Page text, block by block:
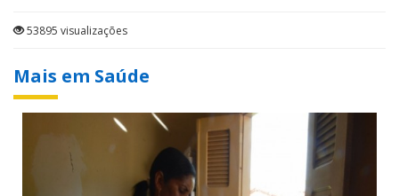
53895 visualizações
Mais em Saúde